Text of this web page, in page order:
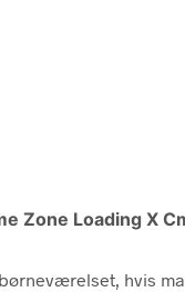
Zone Loading X
hvis